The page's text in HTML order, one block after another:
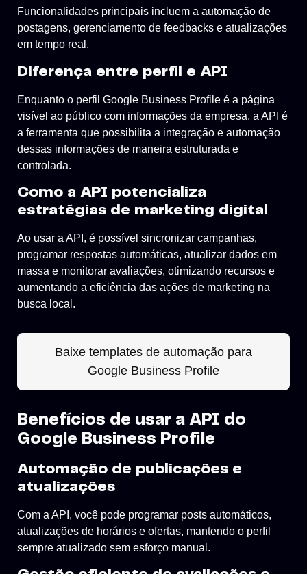
Funcionalidades principais incluem a automação de
postagens, gerenciamento de feedbacks e atualizações
em tempo real.
Diferença entre perfil e API
Enquanto o perfil Google Business Profile é a página
visível ao público com informações da empresa, a API é
a ferramenta que possibilita a integração e automação
dessas informações de maneira estruturada e
controlada.
Como a API potencializa
estratégias de marketing digital
Ao usar a API, é possível sincronizar campanhas,
programar respostas automáticas, atualizar dados em
massa e monitorar avaliações, otimizando recursos e
aumentando a eficiência das ações de marketing na
busca local.
Baixe templates de automação para
Google Business Profile
Benefícios de usar a API do
Google Business Profile
Automação de publicações e
atualizações
Com a API, você pode programar posts automáticos,
atualizações de horários e ofertas, mantendo o perfil
sempre atualizado sem esforço manual.